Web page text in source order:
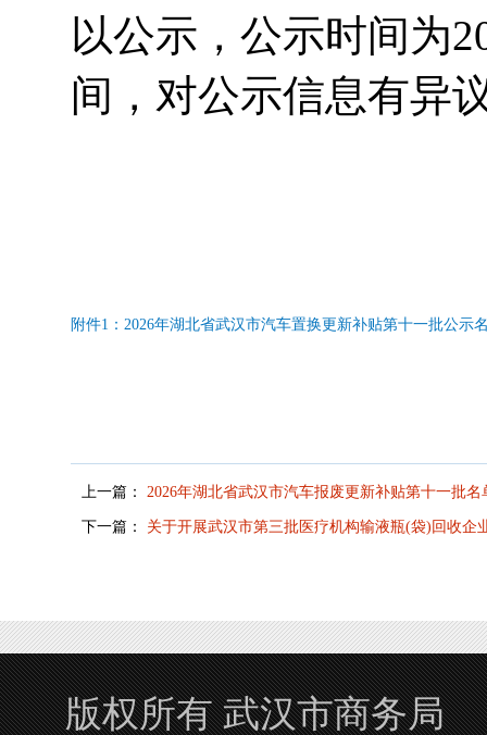
以公示，公示时间为
间，对公示信息有异
附件1：2026年湖北省武汉市汽车置换更新补贴第十一批公示
上一篇： 2026年湖北省武汉市汽车报废更新补贴第十一批名
下一篇： 关于开展武汉市第三批医疗机构输液瓶(袋)回收企
版权所有 武汉市商务局